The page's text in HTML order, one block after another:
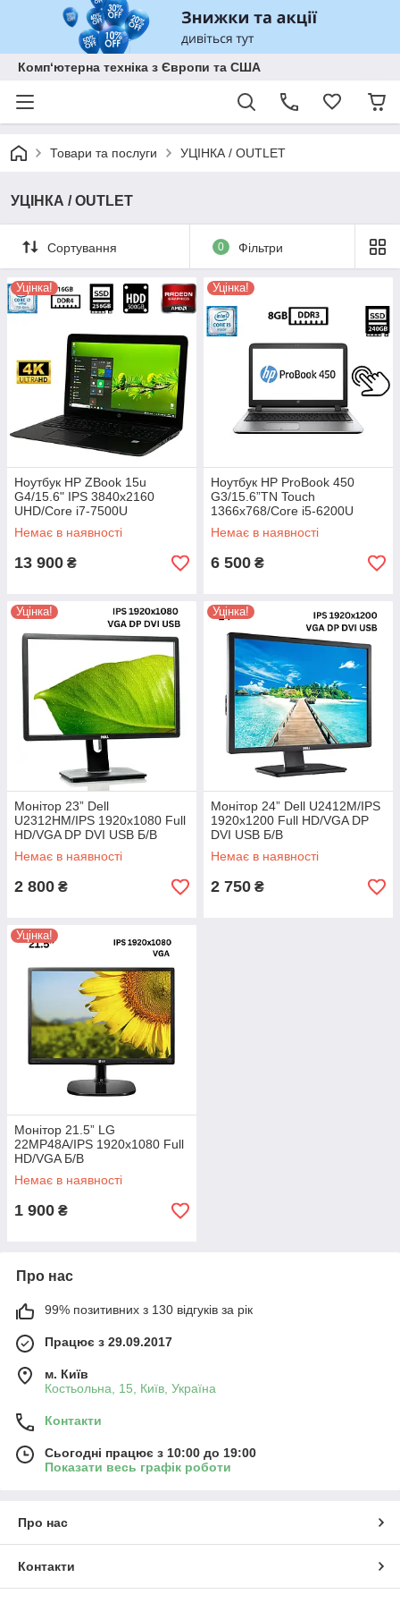
Комп‘ютерна техніка з Європи та США
Товари та послуги УЦІНКА / OUTLET
УЦІНКА / OUTLET
Сортування 0 Фільтри
Уцінка!
Ноутбук HP ZBook 15u
G4/15.6" IPS 3840x2160
UHD/Core i7-7500U
2.70GHz/16GB DDR4/SSD
256GB+HDD 500GB/AMD
Немає в наявності
13 900 ₴
Уцінка!
Ноутбук HP ProBook 450
G3/15.6”TN Touch
1366x768/Core i5-6200U
2.30GHz/8GB DDR3/SSD
240GB/Intel HD Graphics
Немає в наявності
6 500 ₴
Уцінка!
Монітор 23” Dell
U2312HM/IPS 1920x1080 Full
HD/VGA DP DVI USB Б/В
Немає в наявності
2 800 ₴
Уцінка!
Монітор 24” Dell U2412M/IPS
1920x1200 Full HD/VGA DP
DVI USB Б/В
Немає в наявності
2 750 ₴
Уцінка!
Монітор 21.5” LG
22MP48A/IPS 1920x1080 Full
HD/VGA Б/В
Немає в наявності
1 900 ₴
Про нас
99% позитивних з 130 відгуків за рік
Працює з 29.09.2017
м. Київ
Костьольна, 15, Київ, Україна
Контакти
Сьогодні працює з 10:00 до 19:00
Показати весь графік роботи
Про нас
Контакти